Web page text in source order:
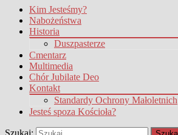
Kim Jesteśmy?
Nabożeństwa
Historia
Duszpasterze
Cmentarz
Multimedia
Chór Jubilate Deo
Kontakt
Standardy Ochrony Małoletnich
Jesteś spoza Kościoła?